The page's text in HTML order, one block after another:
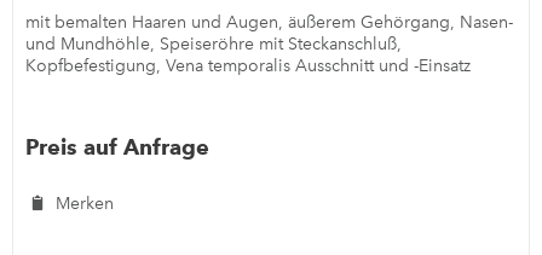
mit bemalten Haaren und Augen, äußerem Gehörgang, Nasen-
und Mundhöhle, Speiseröhre mit Steckanschluß,
Kopfbefestigung, Vena temporalis Ausschnitt und -Einsatz
Preis auf Anfrage
Merken